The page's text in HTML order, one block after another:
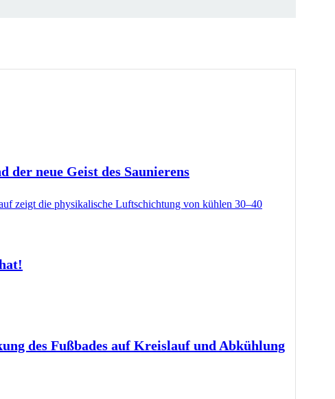
der neue Geist des Saunierens
des Fußbades auf Kreislauf und Abkühlung